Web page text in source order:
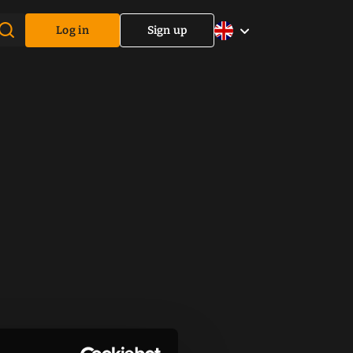
Log in Sign up